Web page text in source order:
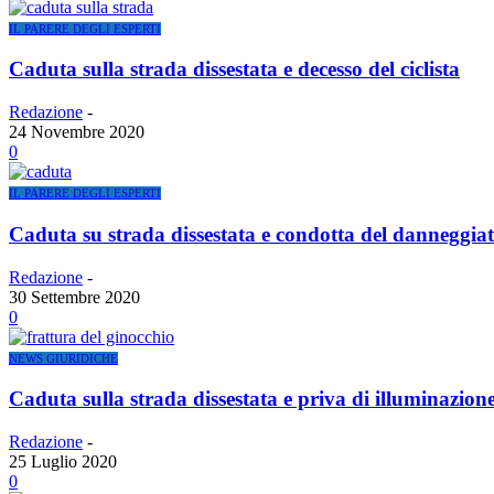
IL PARERE DEGLI ESPERTI
Caduta sulla strada dissestata e decesso del ciclista
Redazione -
24 Novembre 2020
0
IL PARERE DEGLI ESPERTI
Caduta su strada dissestata e condotta del
Redazione -
30 Settembre 2020
0
NEWS GIURIDICHE
Caduta sulla strada dissestata e priva di
Redazione -
25 Luglio 2020
0